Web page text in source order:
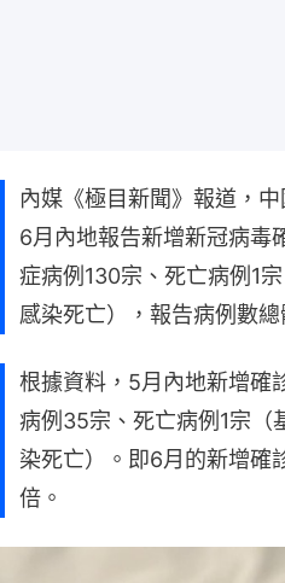
內媒《極目新聞》報道，
6月內地報告新增新冠病毒
症病例130宗、死亡病例1
感染死亡），報告病例數總
根據資料，5月內地新增確
病例35宗、死亡病例1宗（
染死亡）。即6月的新增確
倍。